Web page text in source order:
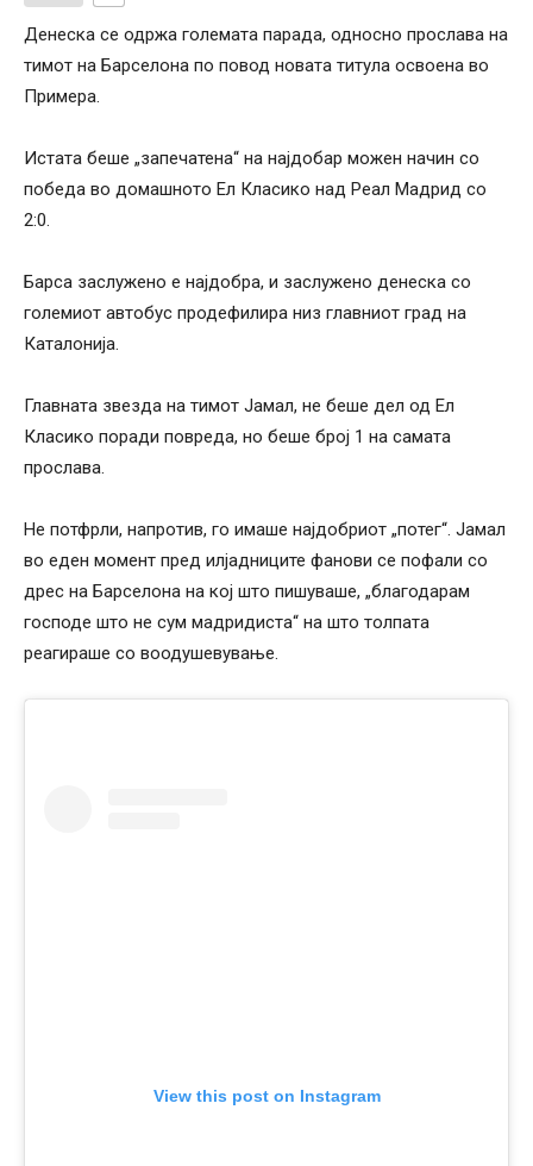
Денеска се одржа големата парада, односно прослава на
тимот на Барселона по повод новата титула освоена во
Примера.
Истата беше „запечатена“ на најдобар можен начин со
победа во домашното Ел Класико над Реал Мадрид со
2:0.
Барса заслужено е најдобра, и заслужено денеска со
големиот автобус продефилира низ главниот град на
Каталонија.
Главната звезда на тимот Јамал, не беше дел од Ел
Класико поради повреда, но беше број 1 на самата
прослава.
Не потфрли, напротив, го имаше најдобриот „потег“. Јамал
во еден момент пред илјадниците фанови се пофали со
дрес на Барселона на кој што пишуваше, „благодарам
господе што не сум мадридиста“ на што толпата
реагираше со воодушевување.
View this post on Instagram